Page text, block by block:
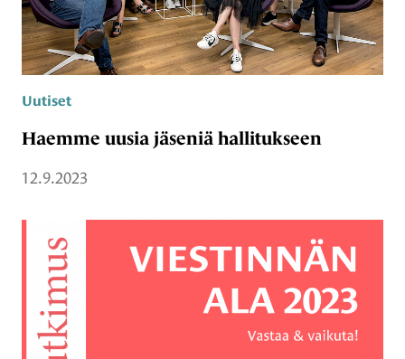
Uutiset
Haemme uusia jäseniä hallitukseen
12.9.2023